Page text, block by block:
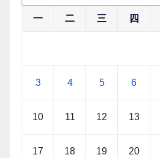
一 二 三 四
3 4 5 6
10 11 12 13
17 18 19 20